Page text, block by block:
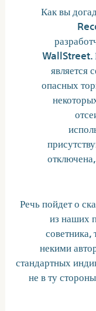
Как вы
WallStreet.
является
опасных
Речь пойдет о
из наших
некими
стандартных
не в ту